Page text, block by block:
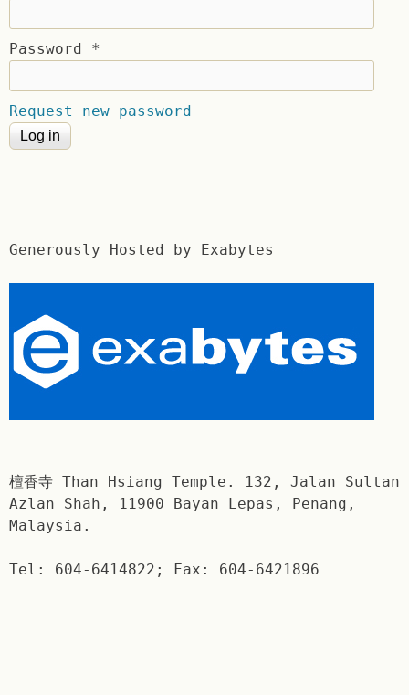
Password *
Request new password
Generously Hosted by Exabytes
檀香寺 Than Hsiang Temple. 132, Jalan Sultan
Azlan Shah, 11900 Bayan Lepas, Penang,
Malaysia.
Tel: 604-6414822; Fax: 604-6421896